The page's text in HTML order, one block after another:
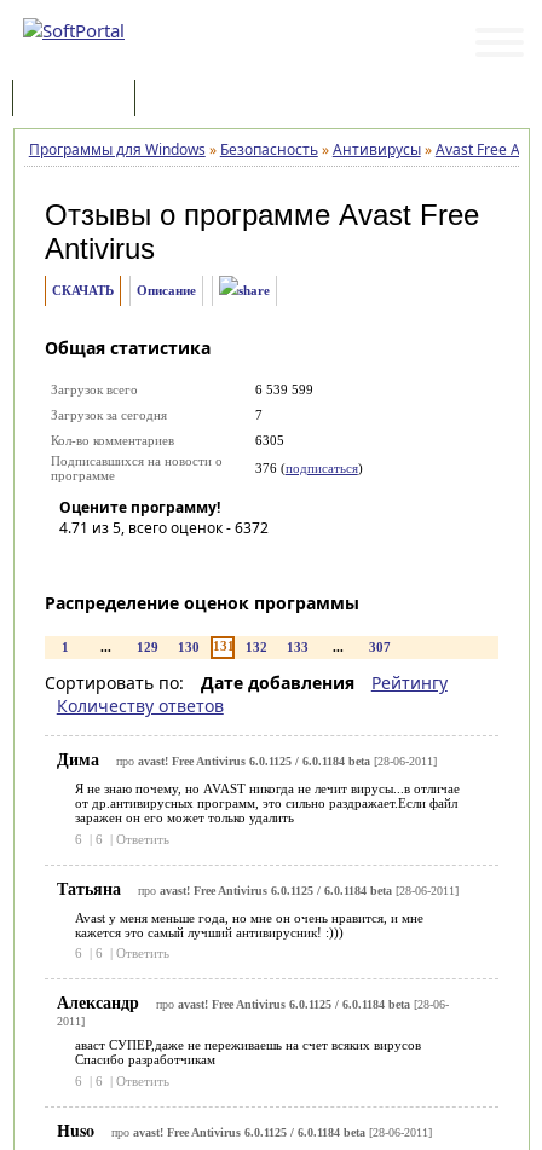
Программы для Windows » Безопасность»Антивирусы»Avast Free
Отзывы о программе Avast Free
Antivirus
СКАЧАТЬ Описание
Общая статистика
Загрузок всего
6 539 599
Загрузок за сегодня
7
Кол-во комментариев
6305
Подписавшихся на новости о
программе
376 (подписаться)
Оцените программу!
4.71 из 5, всего оценок -6372
Распределение оценок программы
1 ... 129 130 131 132 133 ... 307
Сортировать по: Дате добавления
Рейтингу
Количеству ответов
Дима про avast! Free Antivirus 6.0.1125 / 6.0.1184 beta[28-06-2011]
Я не знаю почему, но AVAST никогда не лечит вирусы...в отличае
от др.антивирусных программ, это сильно раздражает.Если файл
заражен он его может только удалить
6
| 6 | Ответить
Татьяна про avast! Free Antivirus 6.0.1125 / 6.0.1184 beta[28-06-2011]
Avast у меня меньше года, но мне он очень нравится, и мне
кажется это самый лучший антивирусник! :)))
6
| 6 | Ответить
Александр про avast! Free Antivirus 6.0.1125 / 6.0.1184 beta[28-06-
2011]
аваст СУПЕР,даже не переживаешь на счет всяких вирусов
Спасибо разработчикам
6
| 6 | Ответить
Huso про avast! Free Antivirus 6.0.1125 / 6.0.1184 beta[28-06-2011]